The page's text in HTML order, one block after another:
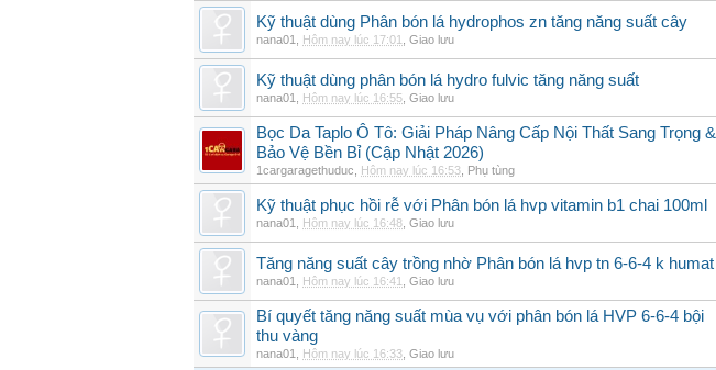
Kỹ thuật dùng Phân bón lá hydrophos zn tăng năng suất cây
nana01 Hôm nay lúc 17:01 Giao lưu
Kỹ thuật dùng phân bón lá hydro fulvic tăng năng suất
nana01 Hôm nay lúc 16:55 Giao lưu
Bọc Da Taplo Ô Tô: Giải Pháp Nâng Cấp Nội Thất Sang Trọng &
Bảo Vệ Bền Bỉ (Cập Nhật 2026)
1cargaragethuduc Hôm nay lúc 16:53 Phụ tùng
Kỹ thuật phục hồi rễ với Phân bón lá hvp vitamin b1 chai 100ml
nana01 Hôm nay lúc 16:48 Giao lưu
Tăng năng suất cây trồng nhờ Phân bón lá hvp tn 6-6-4 k humat
nana01 Hôm nay lúc 16:41 Giao lưu
Bí quyết tăng năng suất mùa vụ với phân bón lá HVP 6-6-4 bội
thu vàng
nana01 Hôm nay lúc 16:33 Giao lưu